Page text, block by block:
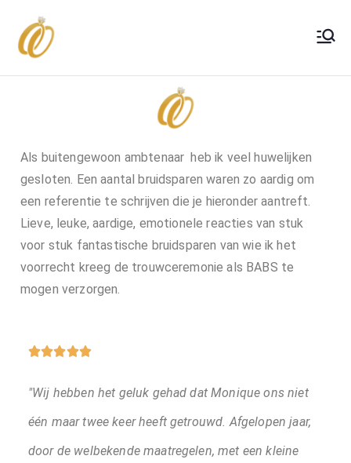
Als buitengewoon ambtenaar heb ik veel huwelijken
gesloten. Een aantal bruidsparen waren zo aardig om
een referentie te schrijven die je hieronder aantreft.
Lieve, leuke, aardige, emotionele reacties van stuk
voor stuk fantastische bruidsparen van wie ik het
voorrecht kreeg de trouwceremonie als BABS te
mogen verzorgen.

"Wij hebben het geluk gehad dat Monique ons niet
één maar twee keer heeft getrouwd. Afgelopen jaar,
door de welbekende maatregelen, met een kleine